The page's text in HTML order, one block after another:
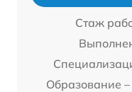
Стаж
Образование –